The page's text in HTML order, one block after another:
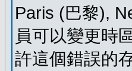
Paris (巴黎),
員可以變更時
許這個錯誤的